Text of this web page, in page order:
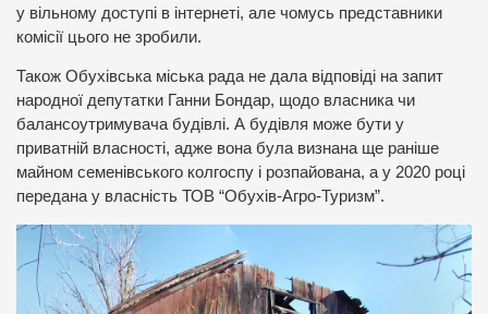
у вільному доступі в інтернеті, але чомусь представники
комісії цього не зробили.
Також Обухівська міська рада не дала відповіді на запит
народної депутатки Ганни Бондар, щодо власника чи
балансоутримувача будівлі. А будівля може бути у
приватній власності, адже вона була визнана ще раніше
майном семенівського колгоспу і розпайована, а у 2020 році
передана у власність ТОВ “Обухів-Агро-Туризм”.